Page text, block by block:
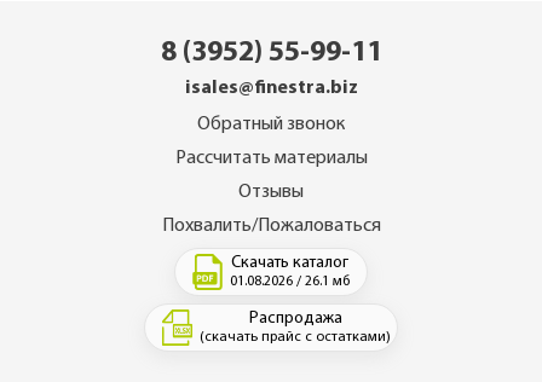
8 (3952) 55-99-11
isales@finestra.biz
Обратный звонок
Рассчитать материалы
Отзывы
Похвалить/Пожаловаться
Скачать каталог
01.08.2026 / 26.1 мб
Распродажа
(скачать прайс с остатками)